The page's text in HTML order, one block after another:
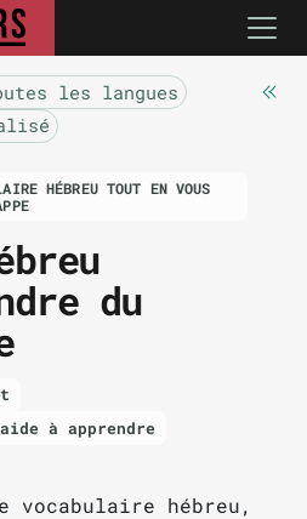
les langues
HÉBREU TOUT EN VOUS
du
à apprendre
vocabulaire hébreu,